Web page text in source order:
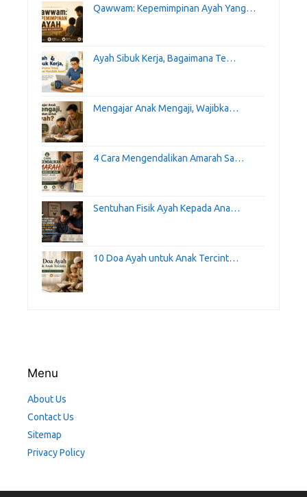
Qawwam: Kepemimpinan Ayah Yang…
Ayah Sibuk Kerja, Bagaimana Te…
Mengajar Anak Mengaji, Wajibka…
4 Cara Mengendalikan Amarah Sa…
Sentuhan Fisik Ayah Kepada Ana…
10 Doa Ayah untuk Anak Tercint…
Menu
About Us
Contact Us
Sitemap
Privacy Policy